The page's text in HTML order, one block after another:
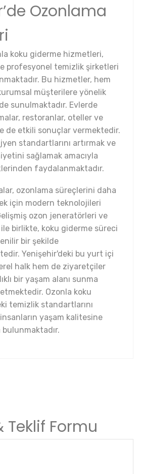
Ozonlama
koku giderme hizmetleri,
profesyonel temizlik şirketleri
Bu hizmetler, hem
müşterilere yönelik
sunulmaktadır. Evlerde
restoranlar, oteller ve
de etkili sonuçlar vermektedir.
standartlarını artırmak ve
sağlamak amacıyla
faydalanmaktadır.
ozonlama süreçlerini daha
için modern teknolojileri
ozon jeneratörleri ve
birlikte, koku giderme süreci
bir şekilde
Yenişehir'deki bu yurt içi
halk hem de ziyaretçiler
bir yaşam alanı sunma
Ozonla koku
temizlik standartlarını
yaşam kalitesine
Teklif Formu